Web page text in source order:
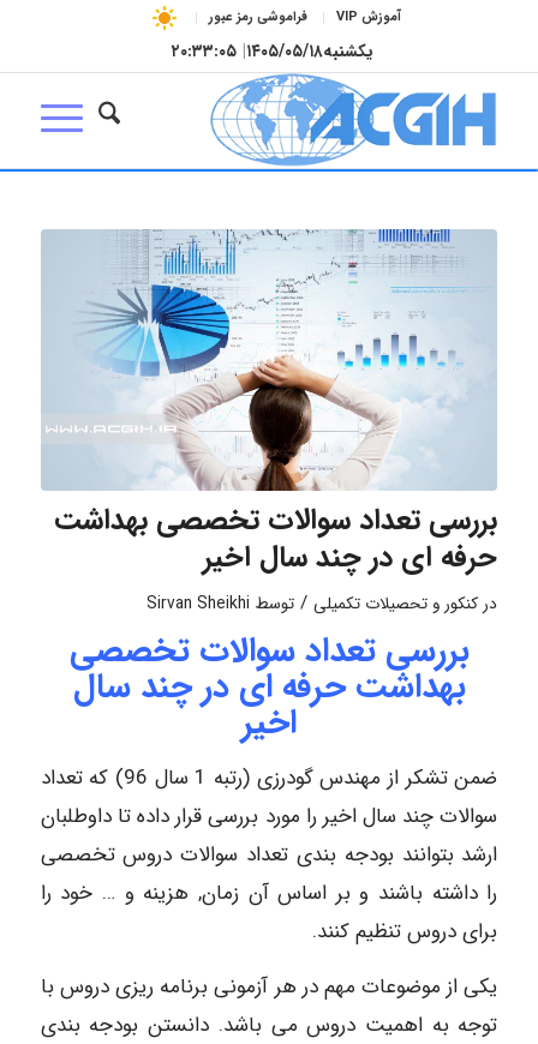
آموزش VIP فراموشی رمز عبور
یکشنبه۱۴۰۵/۰۵/۱۸| ۲۰:۳۳:۰۵
بررسی تعداد سوالات تخصصی بهداشت
حرفه ای در چند سال اخیر
درکنکور و تحصیلات تکمیلی / توسط Sirvan Sheikhi
بررسی تعداد سوالات تخصصی
بهداشت حرفه ای در چند سال
اخیر
ضمن تشکر از مهندس گودرزی (رتبه 1 سال 96) که تعداد
سوالات چند سال اخیر را مورد بررسی قرار داده تا داوطلبان
ارشد بتوانند بودجه بندی تعداد سوالات دروس تخصصی
را داشته باشند و بر اساس آن زمان, هزینه و … خود را
برای دروس تنظیم کنند.
یکی از موضوعات مهم در هر آزمونی برنامه ریزی دروس با
توجه به اهمیت دروس می باشد. دانستن بودجه بندی